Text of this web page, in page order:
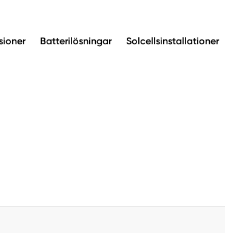
Batterilösningar Solcellsinstallationer